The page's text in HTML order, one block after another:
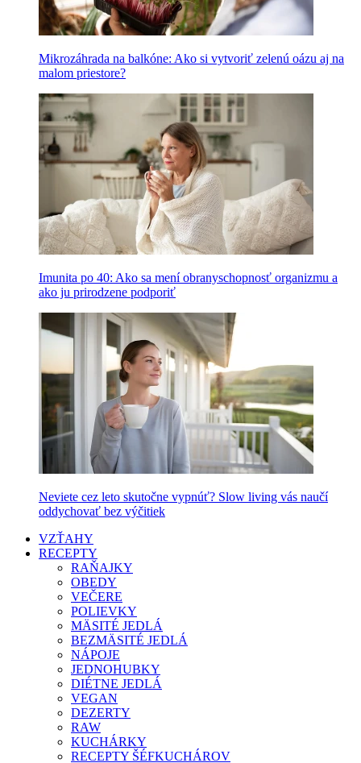
Mikrozáhrada na balkóne: Ako si vytvoriť zelenú oázu aj na
malom priestore?
Imunita po 40: Ako sa mení obranyschopnosť organizmu a
ako ju prirodzene podporiť
Neviete cez leto skutočne vypnúť? Slow living vás naučí
oddychovať bez výčitiek
VZŤAHY
RECEPTY
RAŇAJKY
OBEDY
VEČERE
POLIEVKY
MÄSITÉ JEDLÁ
BEZMÄSITÉ JEDLÁ
NÁPOJE
JEDNOHUBKY
DIÉTNE JEDLÁ
VEGAN
DEZERTY
RAW
KUCHÁRKY
RECEPTY ŠÉFKUCHÁROV